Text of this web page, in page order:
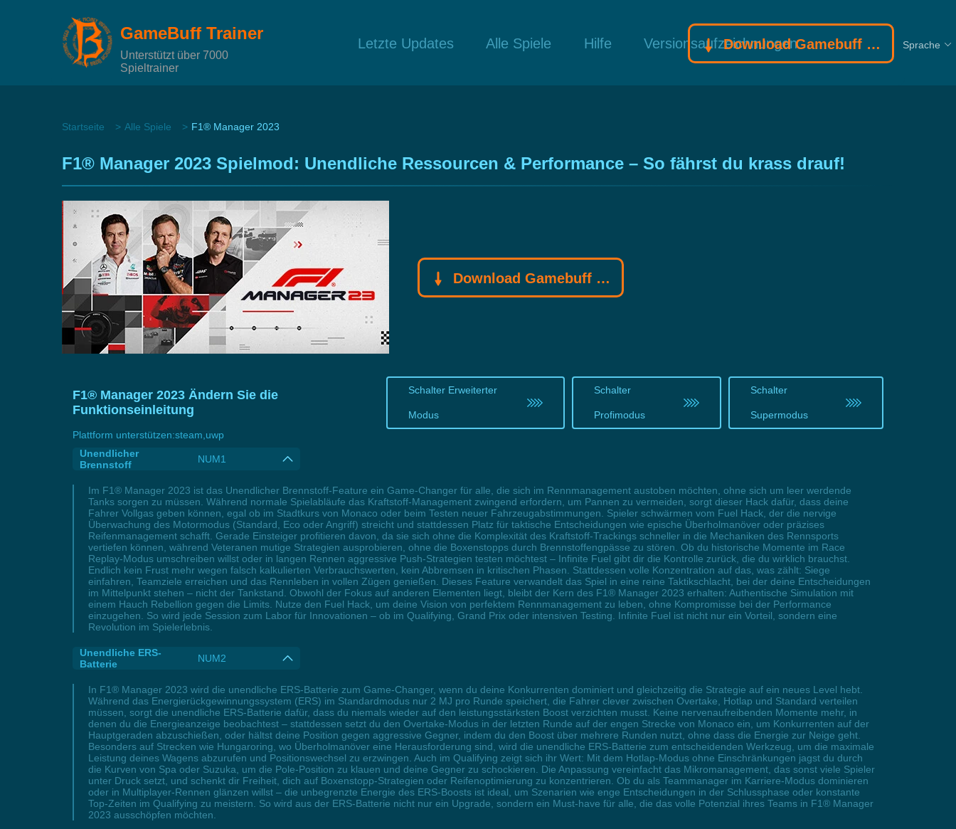
GameBuff Trainer
Unterstützt über 7000
Spieltrainer
Letzte Updates Alle Spiele Hilfe Versionsaufzeichnungen
Download Gamebuff Trainer Sprache
Startseite Alle Spiele F1® Manager 2023
F1® Manager 2023 Spielmod: Unendliche Ressourcen & Performance – So fährst du krass drauf!
Download Gamebuff Trainer
F1® Manager 2023 Ändern Sie die
Funktionseinleitung
Schalter Erweiterter
Modus
Schalter
Profimodus
Schalter
Supermodus
Plattform unterstützen:steam,uwp
Unendlicher
Brennstoff
NUM1
Im F1® Manager 2023 ist das Unendlicher Brennstoff-Feature ein Game-Changer für alle, die sich im Rennmanagement austoben möchten, ohne sich um leer werdende
Tanks sorgen zu müssen. Während normale Spielabläufe das Kraftstoff-Management zwingend erfordern, um Pannen zu vermeiden, sorgt dieser Hack dafür, dass deine
Fahrer Vollgas geben können, egal ob im Stadtkurs von Monaco oder beim Testen neuer Fahrzeugabstimmungen. Spieler schwärmen vom Fuel Hack, der die nervige
Überwachung des Motormodus (Standard, Eco oder Angriff) streicht und stattdessen Platz für taktische Entscheidungen wie epische Überholmanöver oder präzises
Reifenmanagement schafft. Gerade Einsteiger profitieren davon, da sie sich ohne die Komplexität des Kraftstoff-Trackings schneller in die Mechaniken des Rennsports
vertiefen können, während Veteranen mutige Strategien ausprobieren, ohne die Boxenstopps durch Brennstoffengpässe zu stören. Ob du historische Momente im Race
Replay-Modus umschreiben willst oder in langen Rennen aggressive Push-Strategien testen möchtest – Infinite Fuel gibt dir die Kontrolle zurück, die du wirklich brauchst.
Endlich kein Frust mehr wegen falsch kalkulierten Verbrauchswerten, kein Abbremsen in kritischen Phasen. Stattdessen volle Konzentration auf das, was zählt: Siege
einfahren, Teamziele erreichen und das Rennleben in vollen Zügen genießen. Dieses Feature verwandelt das Spiel in eine reine Taktikschlacht, bei der deine Entscheidungen
im Mittelpunkt stehen – nicht der Tankstand. Obwohl der Fokus auf anderen Elementen liegt, bleibt der Kern des F1® Manager 2023 erhalten: Authentische Simulation mit
einem Hauch Rebellion gegen die Limits. Nutze den Fuel Hack, um deine Vision von perfektem Rennmanagement zu leben, ohne Kompromisse bei der Performance
einzugehen. So wird jede Session zum Labor für Innovationen – ob im Qualifying, Grand Prix oder intensiven Testing. Infinite Fuel ist nicht nur ein Vorteil, sondern eine
Revolution im Spielerlebnis.
Unendliche ERS-
Batterie
NUM2
In F1® Manager 2023 wird die unendliche ERS-Batterie zum Game-Changer, wenn du deine Konkurrenten dominiert und gleichzeitig die Strategie auf ein neues Level hebt.
Während das Energierückgewinnungssystem (ERS) im Standardmodus nur 2 MJ pro Runde speichert, die Fahrer clever zwischen Overtake, Hotlap und Standard verteilen
müssen, sorgt die unendliche ERS-Batterie dafür, dass du niemals wieder auf den leistungsstärksten Boost verzichten musst. Keine nervenaufreibenden Momente mehr, in
denen du die Energieanzeige beobachtest – stattdessen setzt du den Overtake-Modus in der letzten Runde auf der engen Strecke von Monaco ein, um Konkurrenten auf der
Hauptgeraden abzuschießen, oder hältst deine Position gegen aggressive Gegner, indem du den Boost über mehrere Runden nutzt, ohne dass die Energie zur Neige geht.
Besonders auf Strecken wie Hungaroring, wo Überholmanöver eine Herausforderung sind, wird die unendliche ERS-Batterie zum entscheidenden Werkzeug, um die maximale
Leistung deines Wagens abzurufen und Positionswechsel zu erzwingen. Auch im Qualifying zeigt sich ihr Wert: Mit dem Hotlap-Modus ohne Einschränkungen jagst du durch
die Kurven von Spa oder Suzuka, um die Pole-Position zu klauen und deine Gegner zu schockieren. Die Anpassung vereinfacht das Mikromanagement, das sonst viele Spieler
unter Druck setzt, und schenkt dir Freiheit, dich auf Boxenstopp-Strategien oder Reifenoptimierung zu konzentrieren. Ob du als Teammanager im Karriere-Modus dominieren
oder in Multiplayer-Rennen glänzen willst – die unbegrenzte Energie des ERS-Boosts ist ideal, um Szenarien wie enge Entscheidungen in der Schlussphase oder konstante
Top-Zeiten im Qualifying zu meistern. So wird aus der ERS-Batterie nicht nur ein Upgrade, sondern ein Must-have für alle, die das volle Potenzial ihres Teams in F1® Manager
2023 ausschöpfen möchten.